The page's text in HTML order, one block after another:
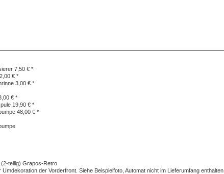
7,50 € *
€ *
3,00 € *
€ *
19,90 € *
48,00 € *
teilig) Grapos-Retro
der Vorderfront. Siehe Beispielfoto, Automat nicht im Lieferumfang enthalten.